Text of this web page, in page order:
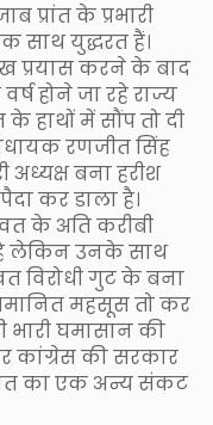
प्रांत के प्रभारी
साथ युद्धरत हैं।
प्रयास करने के बाद
होने जा रहे राज्य
हाथों में सौंप तो दी
रणजीत सिंह
अध्यक्ष बना हरीश
कर डाला है।
के अति करीबी
लेकिन उनके साथ
विरोधी गुट के बना
महसूस तो कर
भारी घमासान की
कांग्रेस की सरकार
का एक अन्य संकट